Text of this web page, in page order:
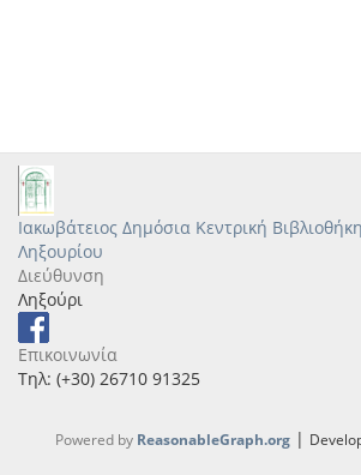
Ιακωβάτειος Δημόσια Κεντρική
Ληξουρίου
Διεύθυνση
Ληξούρι
Επικοινωνία
Τηλ: (+30) 26710 91325
Powered by ReasonableGraph.org |